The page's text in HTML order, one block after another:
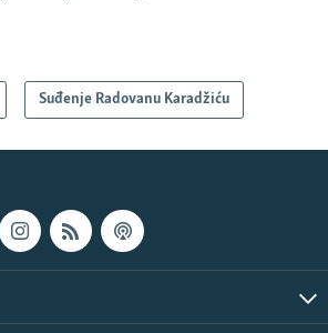
Suđenje Radovanu Karadžiću